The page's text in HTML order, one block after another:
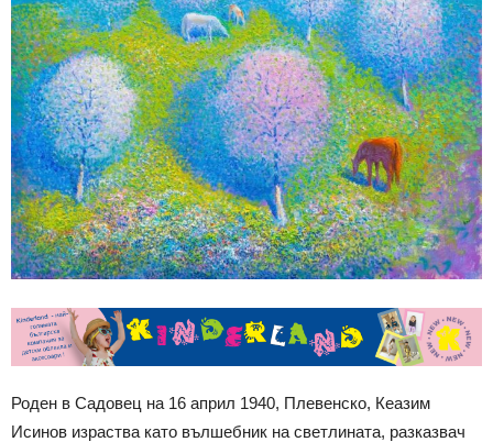
Роден в Садовец на 16 април 1940, Плевенско, Кеазим
Исинов израства като вълшебник на светлината, разказвач